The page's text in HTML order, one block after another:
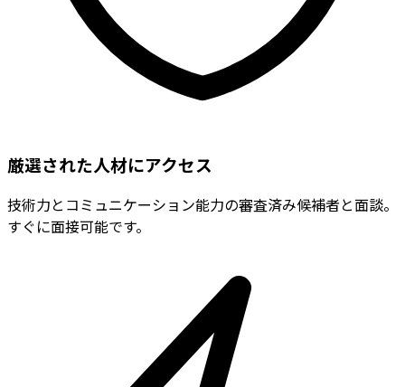
厳選された人材にアクセス
技術力とコミュニケーション能力の審査済み候補者と面談。
すぐに面接可能です。